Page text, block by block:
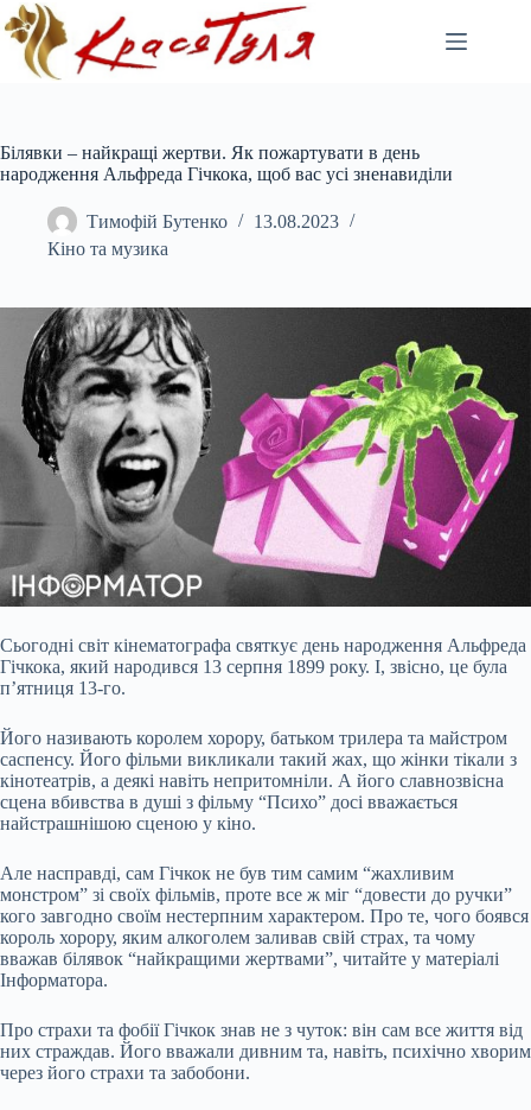
Перейти
до
вмісту
Білявки – найкращі жертви. Як пожартувати в день
народження Альфреда Гічкока, щоб вас усі зненавиділи
Тимофій Бутенко
13.08.2023
Кіно та музика
Сьогодні світ кінематографа святкує день народження Альфреда
Гічкока, який народився 13 серпня 1899 року. І, звісно, це була
п’ятниця 13-го.
Його називають королем хорору, батьком трилера та майстром
саспенсу. Його фільми викликали такий жах, що жінки тікали з
кінотеатрів, а деякі навіть непритомніли. А його славнозвісна
сцена вбивства в душі з фільму “Психо” досі вважається
найстрашнішою сценою у кіно.
Але насправді, сам Гічкок не був тим самим “жахливим
монстром” зі своїх фільмів, проте все ж міг “довести до ручки”
кого завгодно своїм нестерпним характером. Про те, чого боявся
король хорору, яким алкоголем заливав свій страх, та чому
вважав білявок “найкращими жертвами”, читайте у матеріалі
Інформатора.
Про страхи та фобії Гічкок знав не з чуток: він сам все життя від
них страждав. Його вважали дивним та, навіть, психічно хворим
через його страхи та забобони.